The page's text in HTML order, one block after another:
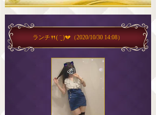
ランチ🍴( ¨̮ )💔 （2020/10/30 14:08）